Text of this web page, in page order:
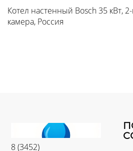
Котел настенный Bosch 35 кВт,
камера, Россия
8 (3452)